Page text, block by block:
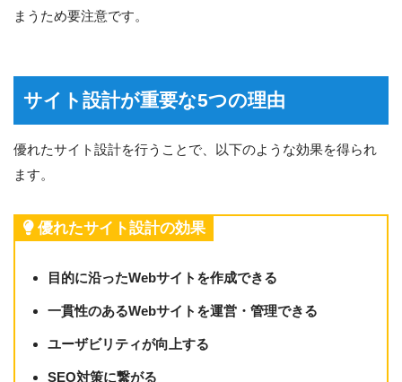
まうため要注意です。
サイト設計が重要な5つの理由
優れたサイト設計を行うことで、以下のような効果を得られ
ます。
優れたサイト設計の効果
目的に沿ったWebサイトを作成できる
一貫性のあるWebサイトを運営・管理できる
ユーザビリティが向上する
SEO対策に繋がる